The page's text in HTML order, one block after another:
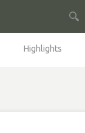
Highlights